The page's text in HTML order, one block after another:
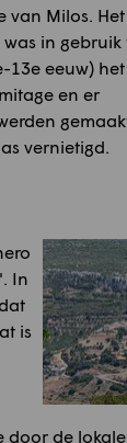
van Milos.
in gebruik
13e eeuw)
en er
vernietigd.
In
is
door de